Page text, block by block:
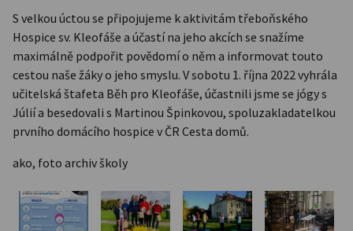
S velkou úctou se připojujeme k aktivitám třeboňského
Hospice sv. Kleofáše a účastí na jeho akcích se snažíme
maximálně podpořit povědomí o něm a informovat touto
cestou naše žáky o jeho smyslu. V sobotu 1. října 2022 vyhrála
učitelská štafeta Běh pro Kleofáše, účastnili jsme se jógy s
Júlií a besedovali s Martinou Špinkovou, spoluzakladatelkou
prvního domácího hospice v ČR Cesta domů.
ako, foto archiv školy